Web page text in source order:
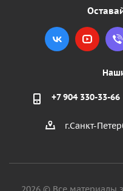
+7 904 330-33-66
г.Санкт-